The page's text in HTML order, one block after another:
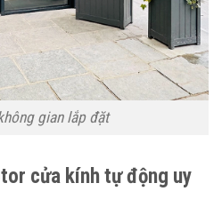
gian lắp đặt
cửa kính tự động uy